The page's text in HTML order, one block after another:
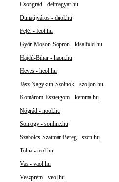
Csongrád - delmagyar.hu
Dunaújváros - duol.hu
Fejér - feol.hu
Győr-Moson-Sopron - kisalfold.hu
Hajdú-Bihar - haon.hu
Heves - heol.hu
Jász-Nagykun-Szolnok - szoljon.hu
Komárom-Esztergom - kemma.hu
Nógrád - nool.hu
Somogy - sonline.hu
Szabolcs-Szatmár-Bereg - szon.hu
Tolna - teol.hu
Vas - vaol.hu
Veszprém - veol.hu